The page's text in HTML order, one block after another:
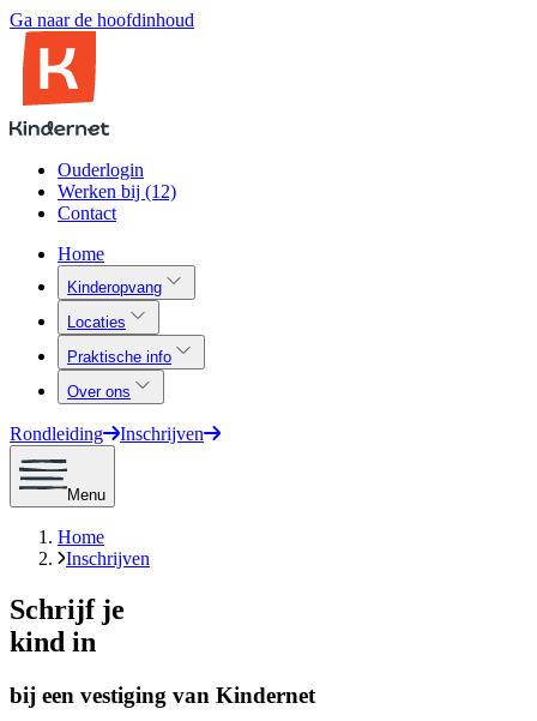
Ga naar de hoofdinhoud
Ouderlogin
Werken bij (12)
Contact
Home
Kinderopvang
Locaties
Praktische info
Over ons
Rondleiding Inschrijven
Menu
Home
Inschrijven
Schrijf je
kind in
bij een vestiging van Kindernet